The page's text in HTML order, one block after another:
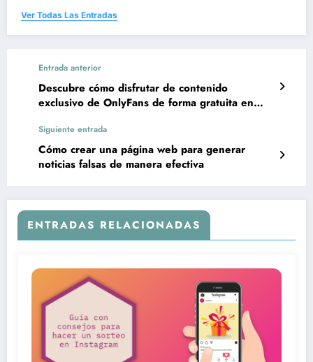
Ver Todas Las Entradas
Entrada anterior
Descubre cómo disfrutar de contenido
exclusivo de OnlyFans de forma gratuita en
Siguiente entrada
Cómo crear una página web para generar
noticias falsas de manera efectiva
ENTRADAS RELACIONADAS